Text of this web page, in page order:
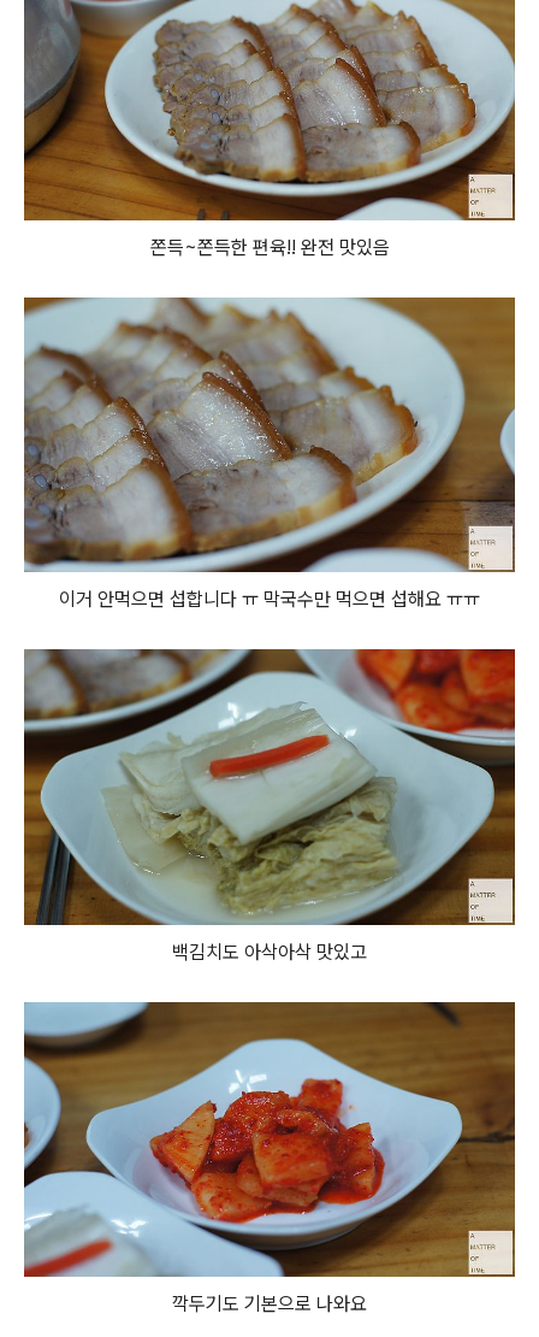
쫀득~쫀득한 편육!! 완전 맛있음
이거 안먹으면 섭합니다 ㅠ 막국수만 먹으면 섭해요 ㅠㅠ
백김치도 아삭아삭 맛있고
깍두기도 기본으로 나와요